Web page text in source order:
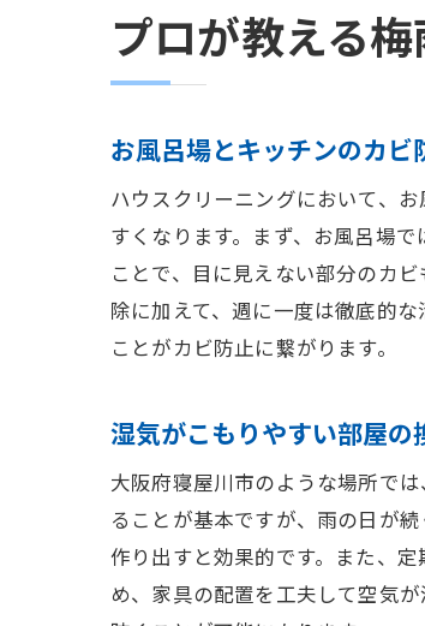
プロが教える
お風呂場とキッチンのカビ
ハウスクリーニングにおいて、
すくなります。まず、お風呂場
ことで、目に見えない部分のカ
除に加えて、週に一度は徹底的
ことがカビ防止に繋がります。
湿気がこもりやすい部屋の
大阪府寝屋川市のような場所で
ることが基本ですが、雨の日が
作り出すと効果的です。また、
め、家具の配置を工夫して空気